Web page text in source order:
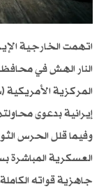
اتهمت الخارجية
النار الهش في
المركزية
إيرانية بدعوى
وفيما قلل الحرس
العسكرية المباشرة
جاهزية قواته